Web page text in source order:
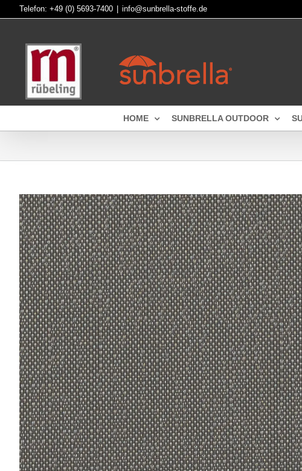
to
Telefon: +49 (0) 5693-7400 info@sunbrella-stoffe.de
HOME SUNBRELLA OUTDOOR